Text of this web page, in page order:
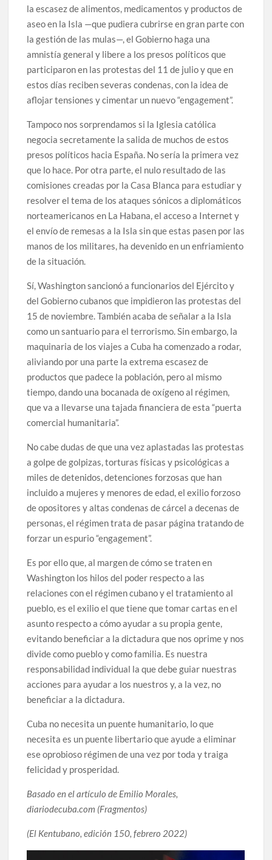
la escasez de alimentos, medicamentos y productos de
aseo en la Isla —que pudiera cubrirse en gran parte con
la gestión de las mulas—, el Gobierno haga una
amnistía general y libere a los presos políticos que
participaron en las protestas del 11 de julio y que en
estos días reciben severas condenas, con la idea de
aflojar tensiones y cimentar un nuevo “engagement”.
Tampoco nos sorprendamos si la Iglesia católica
negocia secretamente la salida de muchos de estos
presos políticos hacia España. No sería la primera vez
que lo hace. Por otra parte, el nulo resultado de las
comisiones creadas por la Casa Blanca para estudiar y
resolver el tema de los ataques sónicos a diplomáticos
norteamericanos en La Habana, el acceso a Internet y
el envío de remesas a la Isla sin que estas pasen por las
manos de los militares, ha devenido en un enfriamiento
de la situación.
Sí, Washington sancionó a funcionarios del Ejército y
del Gobierno cubanos que impidieron las protestas del
15 de noviembre. También acaba de señalar a la Isla
como un santuario para el terrorismo. Sin embargo, la
maquinaria de los viajes a Cuba ha comenzado a rodar,
aliviando por una parte la extrema escasez de
productos que padece la población, pero al mismo
tiempo, dando una bocanada de oxígeno al régimen,
que va a llevarse una tajada financiera de esta “puerta
comercial humanitaria”.
No cabe dudas de que una vez aplastadas las protestas
a golpe de golpizas, torturas físicas y psicológicas a
miles de detenidos, detenciones forzosas que han
incluido a mujeres y menores de edad, el exilio forzoso
de opositores y altas condenas de cárcel a decenas de
personas, el régimen trata de pasar página tratando de
forzar un espurio “engagement”.
Es por ello que, al margen de cómo se traten en
Washington los hilos del poder respecto a las
relaciones con el régimen cubano y el tratamiento al
pueblo, es el exilio el que tiene que tomar cartas en el
asunto respecto a cómo ayudar a su propia gente,
evitando beneficiar a la dictadura que nos oprime y nos
divide como pueblo y como familia. Es nuestra
responsabilidad individual la que debe guiar nuestras
acciones para ayudar a los nuestros y, a la vez, no
beneficiar a la dictadura.
Cuba no necesita un puente humanitario, lo que
necesita es un puente libertario que ayude a eliminar
ese oprobioso régimen de una vez por toda y traiga
felicidad y prosperidad.
Basado en el artículo de Emilio Morales,
diariodecuba.com (Fragmentos)
(El Kentubano, edición 150, febrero 2022)